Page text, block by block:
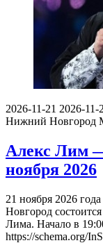
2026-11-21 2026-11-
Нижний Новгород
Алекс Лим
ноября 2026
21 ноября 2026
Новгород
Лима. Начало в
https://schema.org/